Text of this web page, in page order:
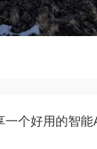
个好用的智能